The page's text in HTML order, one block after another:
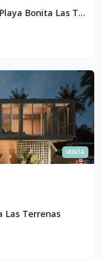
Home for sale close to Playa Bonita Las Terrenas
VENTA
Las Terrenas